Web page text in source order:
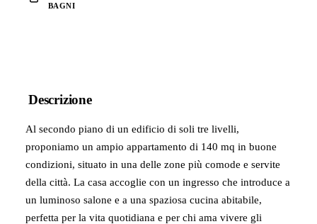
BAGNI
Descrizione
Al secondo piano di un edificio di soli tre livelli,
proponiamo un ampio appartamento di 140 mq in buone
condizioni, situato in una delle zone più comode e servite
della città. La casa accoglie con un ingresso che introduce a
un luminoso salone e a una spaziosa cucina abitabile,
perfetta per la vita quotidiana e per chi ama vivere gli